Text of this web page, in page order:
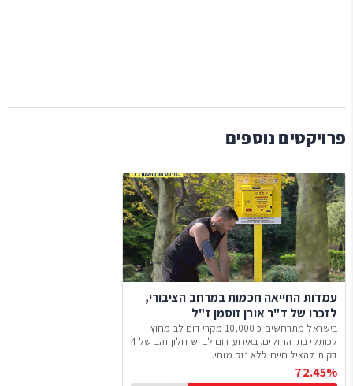
פרויקטים נוספים
עמדות החייאה חכמות במרחב הציבורי,
לזכרו של ד"ר אורן זוסמן ז"ל
בישראל מתרחשים כ 10,000 מקרי דום לב מחוץ
לכותלי בתי החולים. באירוע דום לב יש חלון זהב של 4
דקות להציל חיים ללא נזק מוחי.
72.45%